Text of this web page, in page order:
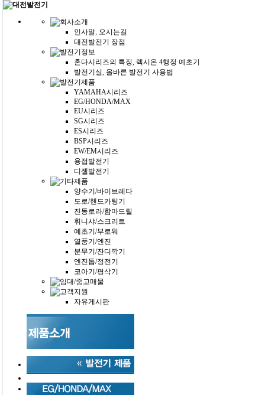
인사말, 오시는길
대전발전기 장점
혼다시리즈의 특징, 렉시온 4행정 예초기
발전기실, 올바른 발전기 사용법
YAMAHA시리즈
EG/HONDA/MAX
EU시리즈
SG시리즈
ES시리즈
BSP시리즈
EW/EM시리즈
용접발전기
디젤발전기
양수기/바이브레다
도로/핸드카팅기
진동로라/함마드릴
휘니샤/스크리트
예초기/부로워
열풍기/엔진
분무기/잔디깍기
엔진톱/정전기
코아기/평삭기
자유게시판